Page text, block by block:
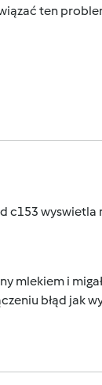
ten
c153
mlekiem i
błąd jak